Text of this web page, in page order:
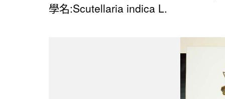
學名:Scutellaria indica L.